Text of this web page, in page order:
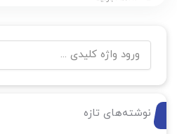
نوشته‌های تازه